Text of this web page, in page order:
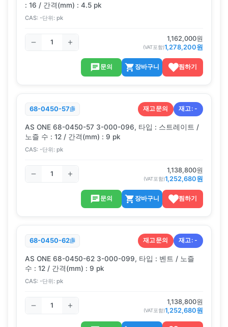
: 16 / 간격(mm) : 4.5 pk
CAS: -단위: pk
1,162,000원
(VAT포함)1,278,200원
문의 장바구니 찜하기
68-0450-57 재고문의 재고:-
AS ONE 68-0450-57 3-000-096, 타입 : 스트레이트 /
노즐 수 : 12 / 간격(mm) : 9 pk
CAS: -단위: pk
1,138,800원
(VAT포함)1,252,680원
문의 장바구니 찜하기
68-0450-62 재고문의 재고:-
AS ONE 68-0450-62 3-000-099, 타입 : 벤트 / 노즐
수 : 12 / 간격(mm) : 9 pk
CAS: -단위: pk
1,138,800원
(VAT포함)1,252,680원